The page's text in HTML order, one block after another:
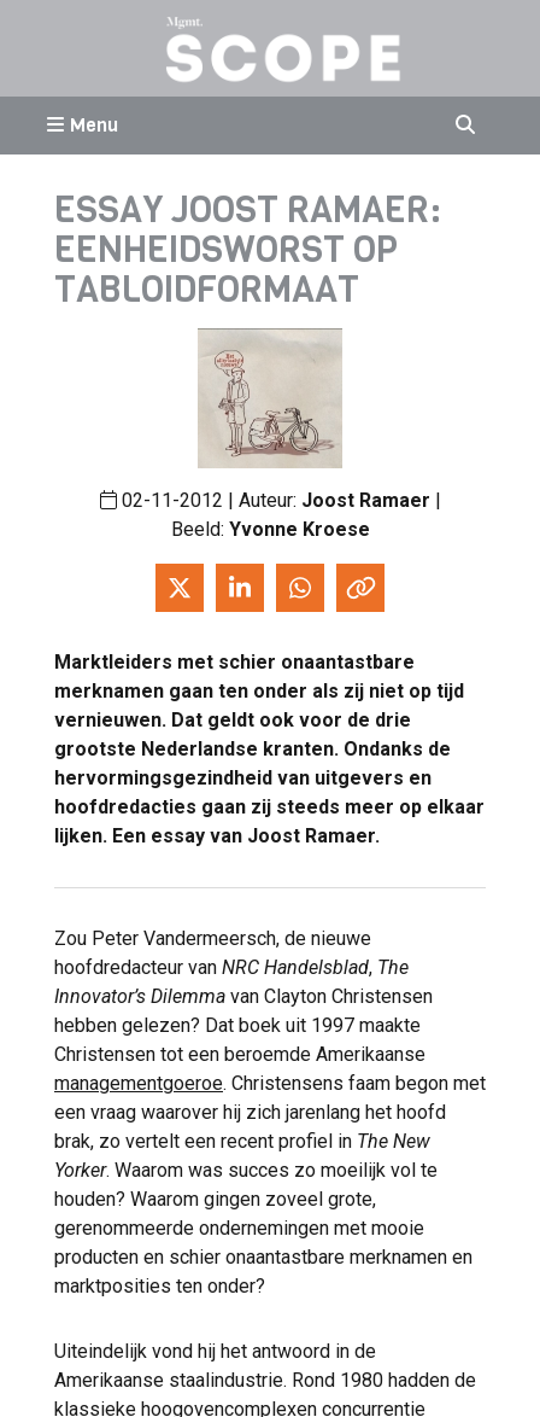
Menu
ESSAY JOOST RAMAER:
EENHEIDSWORST OP
TABLOIDFORMAAT
02-11-2012 | Auteur: Joost Ramaer |
Beeld: Yvonne Kroese
Marktleiders met schier onaantastbare
merknamen gaan ten onder als zij niet op tijd
vernieuwen. Dat geldt ook voor de drie
grootste Nederlandse kranten. Ondanks de
hervormingsgezindheid van uitgevers en
hoofdredacties gaan zij steeds meer op elkaar
lijken. Een essay van Joost Ramaer.
Zou Peter Vandermeersch, de nieuwe
hoofdredacteur van NRC Handelsblad, The
Innovator’s Dilemma van Clayton Christensen
hebben gelezen? Dat boek uit 1997 maakte
Christensen tot een beroemde Amerikaanse
managementgoeroe. Christensens faam begon met
een vraag waarover hij zich jarenlang het hoofd
brak, zo vertelt een recent profiel in The New
Yorker. Waarom was succes zo moeilijk vol te
houden? Waarom gingen zoveel grote,
gerenommeerde ondernemingen met mooie
producten en schier onaantastbare merknamen en
marktposities ten onder?
Uiteindelijk vond hij het antwoord in de
Amerikaanse staalindustrie. Rond 1980 hadden de
klassieke hoogovencomplexen concurrentie